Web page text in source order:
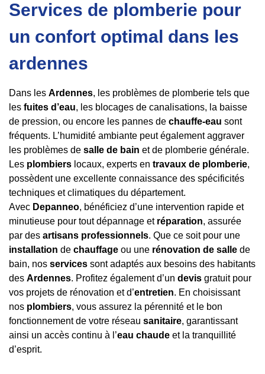
Services de plomberie pour
un confort optimal dans les
ardennes
Dans les Ardennes, les problèmes de plomberie tels que
les fuites d’eau, les blocages de canalisations, la baisse
de pression, ou encore les pannes de chauffe-eau sont
fréquents. L’humidité ambiante peut également aggraver
les problèmes de salle de bain et de plomberie générale.
Les plombiers locaux, experts en travaux de plomberie,
possèdent une excellente connaissance des spécificités
techniques et climatiques du département.
Avec Depanneo, bénéficiez d’une intervention rapide et
minutieuse pour tout dépannage et réparation, assurée
par des artisans professionnels. Que ce soit pour une
installation de chauffage ou une rénovation de salle de
bain, nos services sont adaptés aux besoins des habitants
des Ardennes. Profitez également d’un devis gratuit pour
vos projets de rénovation et d’entretien. En choisissant
nos plombiers, vous assurez la pérennité et le bon
fonctionnement de votre réseau sanitaire, garantissant
ainsi un accès continu à l’eau chaude et la tranquillité
d’esprit.